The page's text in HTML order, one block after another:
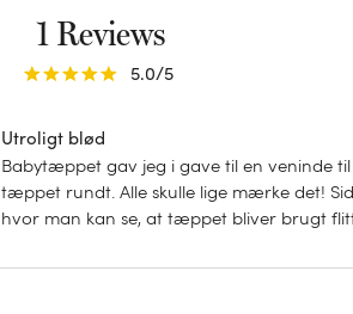
1 Reviews
5.0/5
Utroligt blød
Babytæppet gav jeg i gave til en veninde
tæppet rundt. Alle skulle lige mærke det!
hvor man kan se, at tæppet bliver brugt